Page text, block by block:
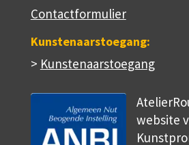
Contactformulier
Kunstenaarstoegang:
> Kunstenaarstoegang
website